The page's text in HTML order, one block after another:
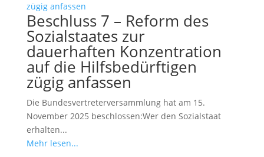
Beschluss 7 – Reform des
Sozialstaates zur
dauerhaften Konzentration
auf die Hilfsbedürftigen
zügig anfassen
Die Bundesvertreterversammlung hat am 15.
November 2025 beschlossen:Wer den Sozialstaat
erhalten...
Mehr lesen...